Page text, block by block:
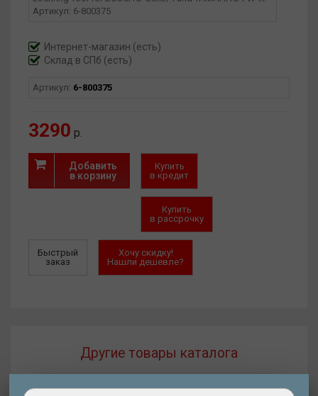
Такой съемник упрощает сервис ведущих систем
Интернет-магазин (есть)
Склад в СПб (есть)
Артикул: 6-800375
3290 р.
Добавить
в корзину
Купить
в кредит
Купить
в рассрочку
Быстрый
заказ
Хочу скидку!
Нашли дешевле?
Другие товары каталога